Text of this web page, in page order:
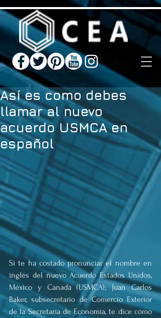
Así es como debes
llamar al nuevo
acuerdo USMCA en
español
Si te ha costado pronunciar el nombre en
inglés del nuevo Acuerdo Estados Unidos,
México y Canadá (USMCA); Juan Carlos
Baker, subsecretario de Comercio Exterior
de la Secretaría de Economía, te dice cómo